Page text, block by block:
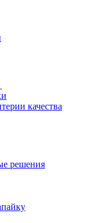
качества
решения